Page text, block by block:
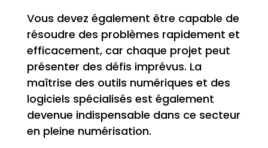
Vous devez également être capable de
résoudre des problèmes rapidement et
efficacement, car chaque projet peut
présenter des défis imprévus. La
maîtrise des outils numériques et des
logiciels spécialisés est également
devenue indispensable dans ce secteur
en pleine numérisation.